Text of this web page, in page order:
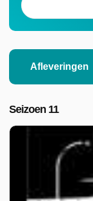
Afleveringen
Seizoen 11